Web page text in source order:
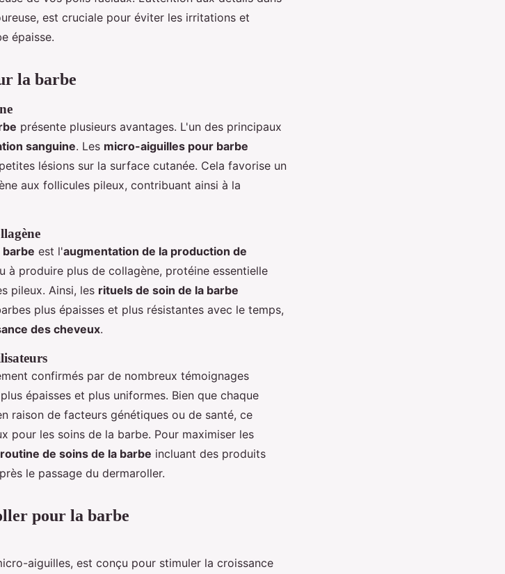
est cruciale pour éviter les irritations et
épaisse.
la barbe
présente plusieurs avantages. L'un des principaux
sanguine. Les micro-aiguilles pour barbe
lésions sur la surface cutanée. Cela favorise un
aux follicules pileux, contribuant ainsi à la
est l'augmentation de la production de
à produire plus de collagène, protéine essentielle
pileux. Ainsi, les rituels de soin de la barbe
plus épaisses et plus résistantes avec le temps,
des cheveux.
confirmés par de nombreux témoignages
épaisses et plus uniformes. Bien que chaque
raison de facteurs génétiques ou de santé, ce
pour les soins de la barbe. Pour maximiser les
routine de soins de la barbe incluant des produits
le passage du dermaroller.
pour la barbe
aiguilles, est conçu pour stimuler la croissance